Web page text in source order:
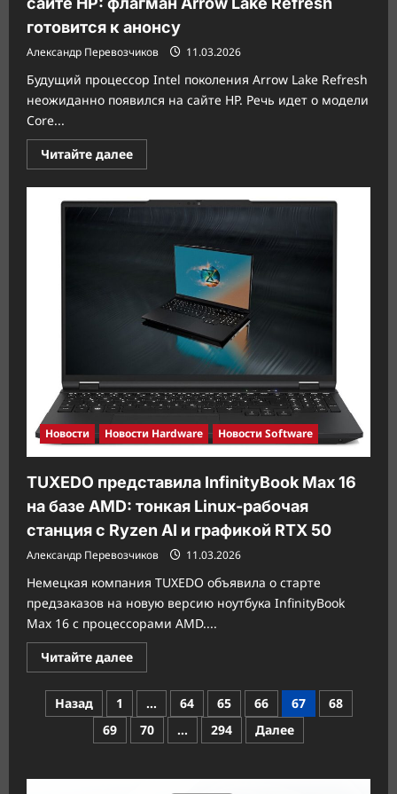
готовится к анонсу
Александр Перевозчиков 11.03.2026
Будущий процессор Intel поколения Arrow Lake Refresh
неожиданно появился на сайте HP. Речь идет о модели
Core...
Читайте далееПрочитать
больше
Intel
Core
засветился
флагман
Arrow
Refresh
анонсу
Новости Новости Hardware Новости Software
TUXEDO представила InfinityBook Max 16
на базе AMD: тонкая Linux-рабочая
станция с Ryzen AI и графикой RTX 50
Александр Перевозчиков 11.03.2026
Немецкая компания TUXEDO объявила о старте
предзаказов на новую версию ноутбука InfinityBook
Max 16 с процессорами AMD....
Читайте далееПрочитать
больше
TUXEDO
представила
InfinityBook
Max
16
AMD:
Пагинация
Назад 1 … 64 65 66 67
68
69
70 … 294 Далее